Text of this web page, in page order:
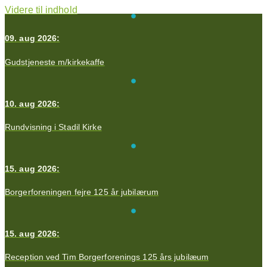
Videre til indhold
09. aug 2026:
Gudstjeneste m/kirkekaffe
10. aug 2026:
Rundvisning i Stadil Kirke
15. aug 2026:
Borgerforeningen fejre 125 år jubilærum
15. aug 2026:
Reception ved Tim Borgerforenings 125 års jubilæum